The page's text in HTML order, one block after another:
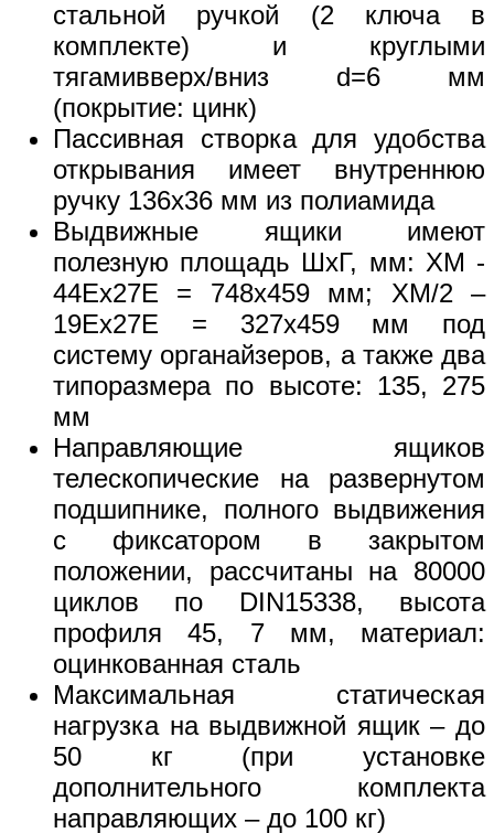
стальной ручкой (2 ключа в
комплекте) и круглыми
тягамивверх/вниз d=6 мм
(покрытие: цинк)
Пассивная створка для удобства
открывания имеет внутреннюю
ручку 136х36 мм из полиамида
Выдвижные ящики имеют
полезную площадь ШхГ, мм: XM -
44Ех27Е = 748х459 мм; XM/2 –
19Ех27Е = 327х459 мм под
систему органайзеров, а также два
типоразмера по высоте: 135, 275
мм
Направляющие ящиков
телескопические на развернутом
подшипнике, полного выдвижения
с фиксатором в закрытом
положении, рассчитаны на 80000
циклов по DIN15338, высота
профиля 45, 7 мм, материал:
оцинкованная сталь
Максимальная статическая
нагрузка на выдвижной ящик – до
50 кг (при установке
дополнительного комплекта
направляющих – до 100 кг)